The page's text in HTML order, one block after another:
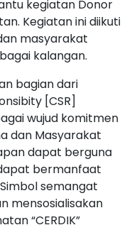
kegiatan Donor
Kegiatan ini diikuti
masyarakat
kalangan.
bagian dari
[CSR]
wujud komitmen
dan Masyarakat
dapat berguna
bermanfaat
semangat
mensosialisakan
“CERDIK”